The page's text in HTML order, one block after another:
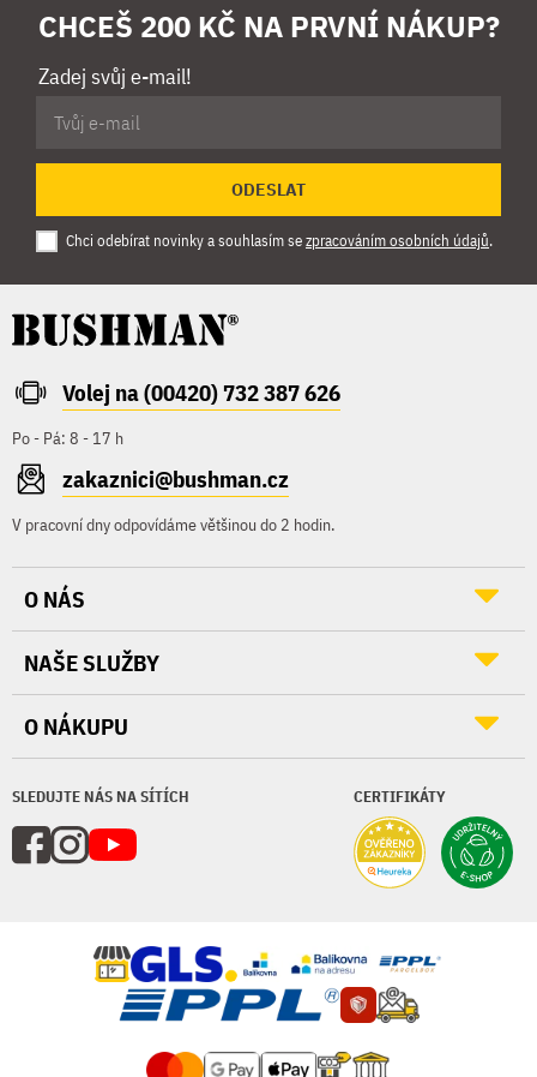
CHCEŠ 200 KČ NA PRVNÍ NÁKUP?
Zadej svůj e-mail!
ODESLAT
Chci odebírat novinky a souhlasím sezpracováním osobních údajů.
Volej na (00420) 732 387 626
Po - Pá: 8 - 17 h
zakaznici@bushman.cz
V pracovní dny odpovídáme většinou do 2 hodin.
SLEDUJTE NÁS NA SÍTÍCH CERTIFIKÁTY
O NÁS
NAŠE SLUŽBY
O NÁKUPU